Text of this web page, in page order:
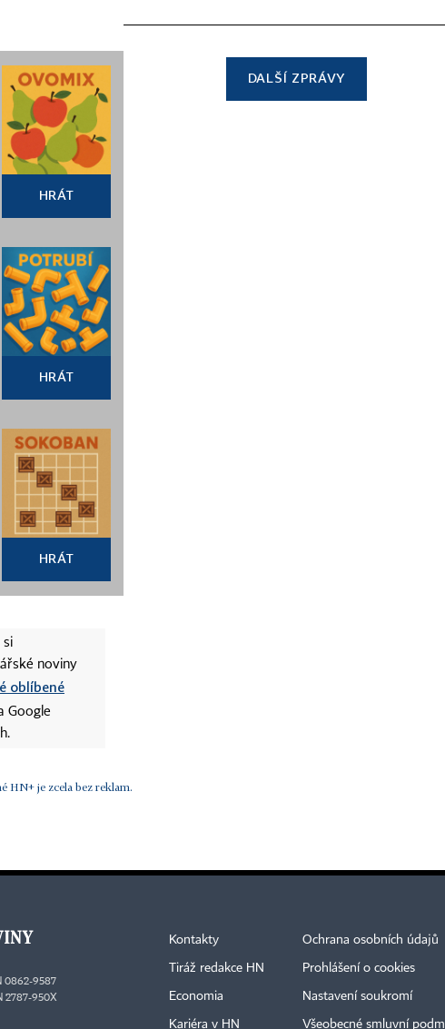
HRÁT
HRÁT
HRÁT
si
noviny
oblíbené
Google
HN+ je zcela bez reklam.
DALŠÍ ZPRÁVY
0862-9587
2787-950X
Kontakty
Tiráž redakce HN
Economia
Kariéra v HN
Ochrana osobních údajů
Prohlášení o cookies
Nastavení soukromí
Všeobecné smluvní